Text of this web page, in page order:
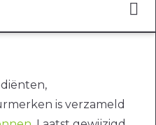
is verzameld